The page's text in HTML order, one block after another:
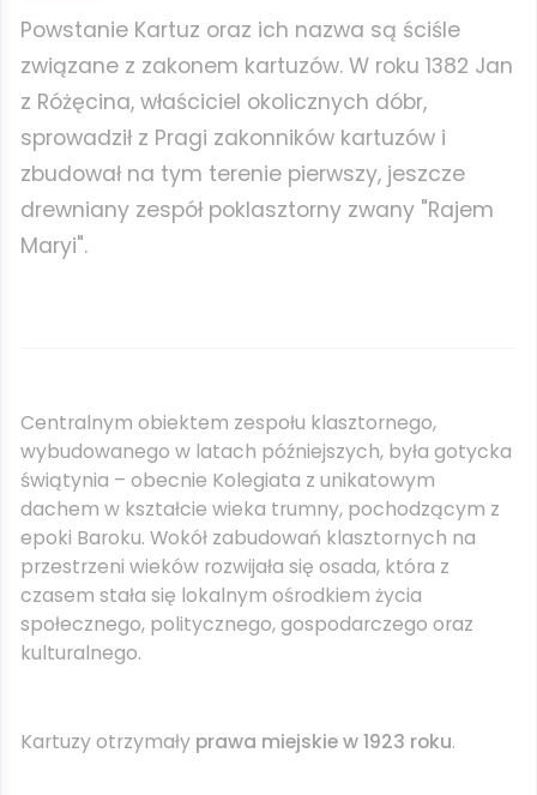
Powstanie Kartuz oraz ich nazwa są ściśle
związane z zakonem kartuzów. W roku 1382 Jan
z Różęcina, właściciel okolicznych dóbr,
sprowadził z Pragi zakonników kartuzów i
zbudował na tym terenie pierwszy, jeszcze
drewniany zespół poklasztorny zwany "Rajem
Maryi".
Centralnym obiektem zespołu klasztornego,
wybudowanego w latach późniejszych, była gotycka
świątynia – obecnie Kolegiata z unikatowym
dachem w kształcie wieka trumny, pochodzącym z
epoki Baroku. Wokół zabudowań klasztornych na
przestrzeni wieków rozwijała się osada, która z
czasem stała się lokalnym ośrodkiem życia
społecznego, politycznego, gospodarczego oraz
kulturalnego.
Kartuzy otrzymały prawa miejskie w 1923 roku.